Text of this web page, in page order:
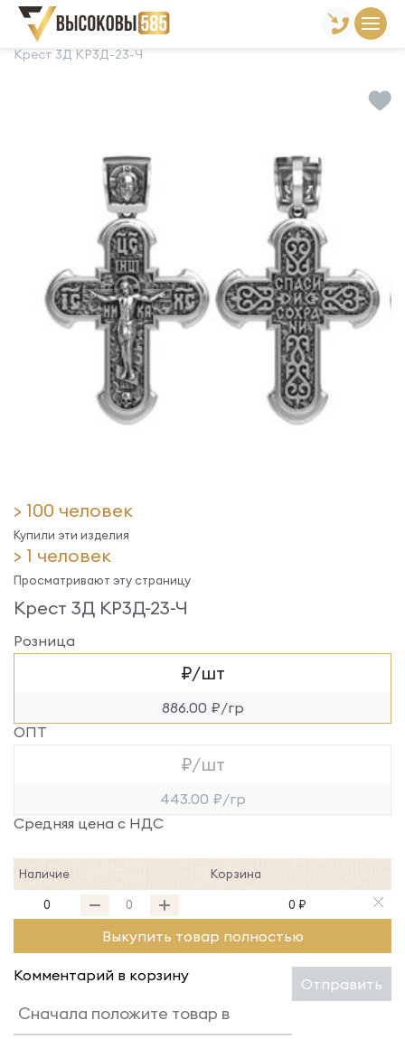
Главная Склад готовой продукции
Крест 3Д КР3Д-23-Ч
> 100 человек
Купили эти изделия
> 1 человек
Просматривают эту страницу
Крест 3Д КР3Д-23-Ч
Розница
₽/шт
886.00 ₽/гр
ОПТ
₽/шт
443.00 ₽/гр
Средняя цена с НДС
Наличие Корзина
0 0 ₽
Выкупить товар полностью
Комментарий в корзину Отправить